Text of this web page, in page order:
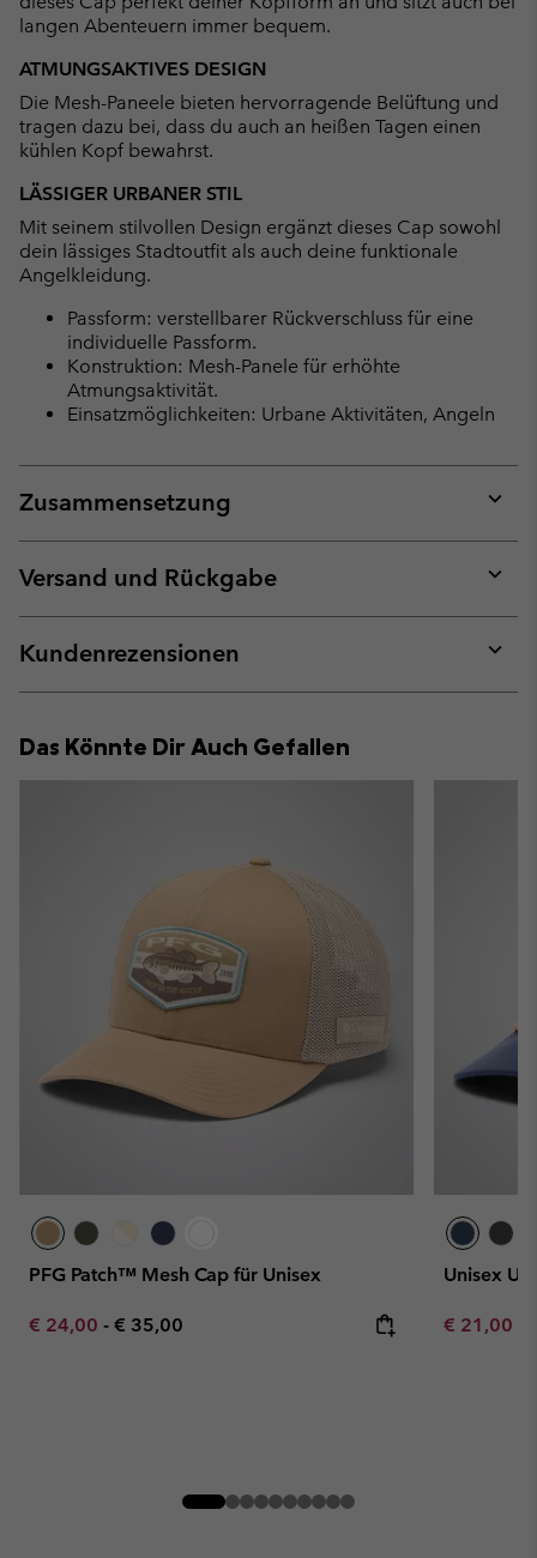
langen Abenteuern immer bequem.
ATMUNGSAKTIVES DESIGN
Die Mesh-Paneele bieten hervorragende Belüftung und
tragen dazu bei, dass du auch an heißen Tagen einen
kühlen Kopf bewahrst.
LÄSSIGER URBANER STIL
Mit seinem stilvollen Design ergänzt dieses Cap sowohl
dein lässiges Stadtoutfit als auch deine funktionale
Angelkleidung.
Passform: verstellbarer Rückverschluss für eine
individuelle Passform.
Konstruktion: Mesh-Panele für erhöhte
Atmungsaktivität.
Einsatzmöglichkeiten: Urbane Aktivitäten, Angeln
Zusammensetzung
or
Versand und Rückgabe
or
Kundenrezensionen
or
Das Könnte Dir Auch Gefallen
PFG Patch™ Mesh Cap für Unisex
Minimum sale price:
€ 24,00 - Maximum price:
€ 35,00
Unisex
Minimum
€ 21,00